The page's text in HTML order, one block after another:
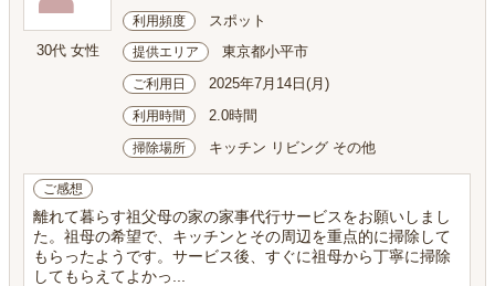
30代 女性
利用頻度 スポット
提供エリア 東京都小平市
ご利用日 2025年7月14日(月)
利用時間 2.0時間
掃除場所 キッチン リビング その他
ご感想
離れて暮らす祖父母の家の家事代行サービスをお願いしまし
た。祖母の希望で、キッチンとその周辺を重点的に掃除して
もらったようです。サービス後、すぐに祖母から丁寧に掃除
してもらえてよかっ...